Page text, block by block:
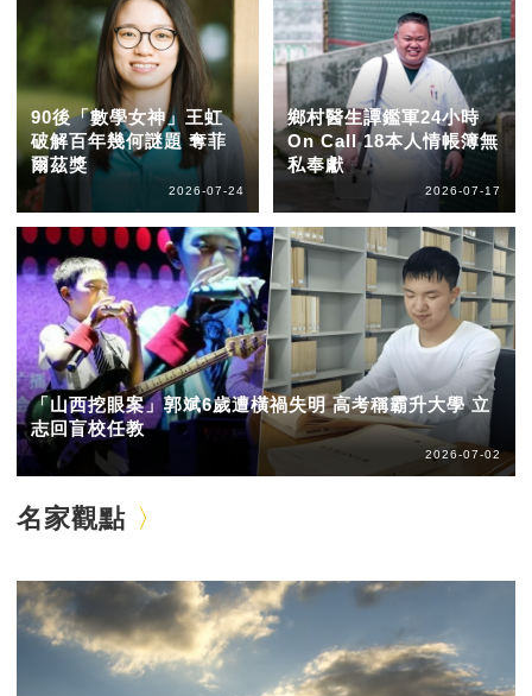
90後「數學女神」王虹
破解百年幾何謎題 奪菲
爾茲獎
2026-07-24
鄉村醫生譚鑑軍24小時
On Call 18本人情帳簿無
私奉獻
2026-07-17
「山西挖眼案」郭斌6歲遭橫禍失明 高考稱霸升大學 立
志回盲校任教
2026-07-02
名家觀點